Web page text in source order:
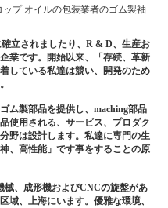
立されましたり、R & D、生産お
業です。開始以来、「存続、革新
している私達は競い、開発のため
ム製部品を提供し、maching部品
使用される、サービス、プロダク
野は設計します。私達に専門の生
、高性能」です事をすることの原
械、成形機およびCNCの旋盤があ
域、上海にいます。優雅な環境、